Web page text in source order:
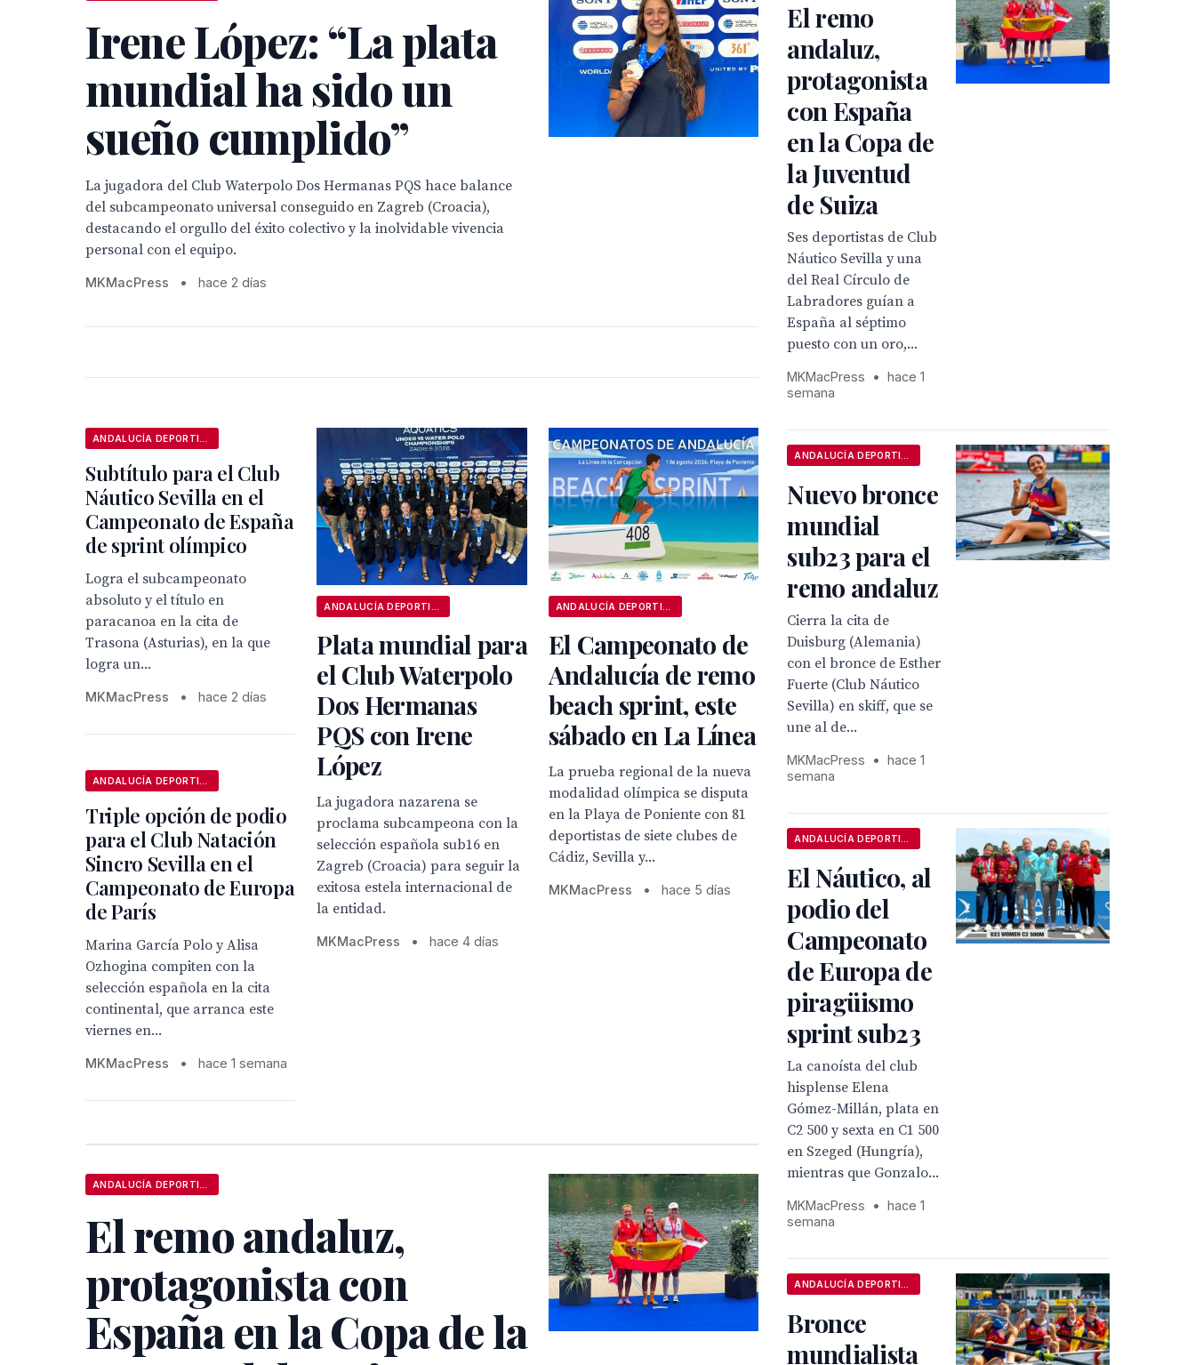
Irene López: “La plata
mundial ha sido un
sueño cumplido”
La jugadora del Club Waterpolo Dos Hermanas PQS hace balance
del subcampeonato universal conseguido en Zagreb (Croacia),
destacando el orgullo del éxito colectivo y la inolvidable vivencia
personal con el equipo.
MKMacPress • hace 2 días
Subtítulo para el Club
Náutico Sevilla en el
Campeonato de España
de sprint olímpico
Logra el subcampeonato
absoluto y el título en
paracanoa en la cita de
Trasona (Asturias), en la que
logra un...
MKMacPress • hace 2 días
Plata mundial para
el Club Waterpolo
Dos Hermanas
PQS con Irene
López
La jugadora nazarena se
proclama subcampeona con la
selección española sub16 en
Zagreb (Croacia) para seguir la
exitosa estela internacional de
la entidad.
MKMacPress • hace 4 días
El Campeonato de
Andalucía de remo
beach sprint, este
sábado en La Línea
La prueba regional de la nueva
modalidad olímpica se disputa
en la Playa de Poniente con 81
deportistas de siete clubes de
Cádiz, Sevilla y...
MKMacPress • hace 5 días
Triple opción de podio
para el Club Natación
Sincro Sevilla en el
Campeonato de Europa
de París
Marina García Polo y Alisa
Ozhogina compiten con la
selección española en la cita
continental, que arranca este
viernes en...
MKMacPress • hace 1 semana
El remo andaluz,
protagonista con
España en la Copa de la
El remo
andaluz,
protagonista
con España
en la Copa de
la Juventud
de Suiza
Ses deportistas de Club
Náutico Sevilla y una
del Real Círculo de
Labradores guían a
España al séptimo
puesto con un oro,...
MKMacPress •
hace 1
semana
Nuevo bronce
mundial
sub23 para el
remo andaluz
Cierra la cita de
Duisburg (Alemania)
con el bronce de Esther
Fuerte (Club Náutico
Sevilla) en skiff, que se
une al de...
MKMacPress •
hace 1
semana
El Náutico, al
podio del
Campeonato
de Europa de
piragüismo
sprint sub23
La canoísta del club
hisplense Elena
Gómez-Millán, plata en
C2 500 y sexta en C1 500
en Szeged (Hungría),
mientras que Gonzalo...
MKMacPress •
hace 1
semana
Bronce
mundialista